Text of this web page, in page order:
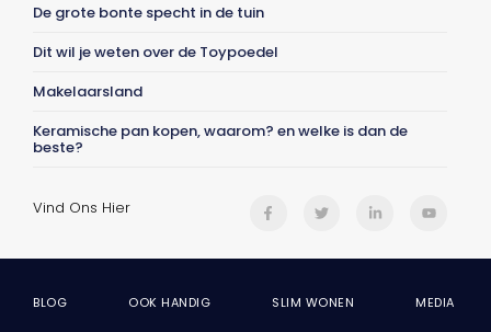
De grote bonte specht in de tuin
Dit wil je weten over de Toypoedel
Makelaarsland
Keramische pan kopen, waarom? en welke is dan de
beste?
Vind Ons Hier
BLOG OOK HANDIG SLIM WONEN MEDIA